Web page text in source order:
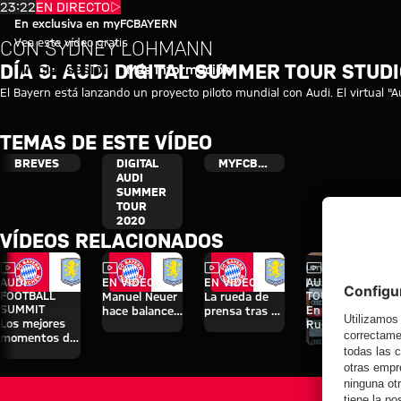
Vídeo: Día 9 - Audi Digital
Reproducir vídeo
En exclusiva en myFCBAYERN
Vea este vídeo gratis
Iniciar sesión Más información
23:22EN DIRECTO
CON SYDNEY LOHMANN
DÍA 9: AUDI DIGITAL SUMMER TOUR
El Bayern está lanzando un proyecto piloto mundial con Audi. El virtual
TEMAS DE ESTE VÍDEO
BREVES
DIGITAL
AUDI
SUMMER
TOUR
2020
MYFCBAYERN
VÍDEOS RELACIONADOS
Vídeo
AUDI
FOOTBALL
SUMMIT
Los mejores
momentos del
Vídeo
EN VÍDEO
Manuel Neuer
hace balance
Vídeo
EN VÍDEO
La rueda de
prensa tras el
VídeoEntrevista
AUDI SUMMER
TOUR
En diferido:
Rueda de
prensa con
Hainer, Eberl y